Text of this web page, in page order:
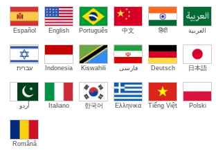
Español English Português 中文 हिंदी العربية
עברית Indonesia Kiswahili فارسی Deutsch 日本語
اُردو Italiano 한국어 Ελληνικά Tiếng Việt Polski
Română